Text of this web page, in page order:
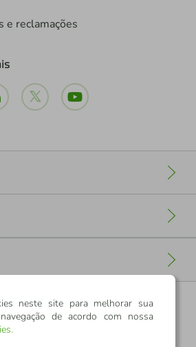
e reclamações
neste site para melhorar sua
de acordo com nossa
.